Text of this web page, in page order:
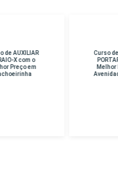
Curso de CURSO DE
PORTARIA com o
Melhor Preço em
Avenidade Paulista